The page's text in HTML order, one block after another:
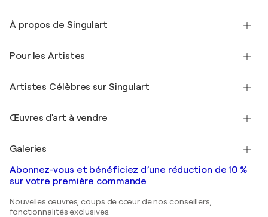
Expédition
Offrir une carte cadeau
Rejoignez notre programme commercial
Mon compte
+33 1 76 44 06 42
À propos de Singulart
FAQ
Magazine Singulart
Emplois
Découvrez une sélection d'art original
Pour les Artistes
Se connecter en tant qu'Artiste
Artistes Célèbres sur Singulart
Marc Chagall
Banksy
Mr. Brainwash
Shepard Fairey
Œuvres d'art à vendre
Tableaux abstraits à vendre
Peintures de paysage
Estampes
Peintures acryliques
Galeries
Galeries d'art en France
Galeries d'art en Belgique
Abonnez-vous et bénéficiez d’une réduction de 10 %
sur votre première commande
Nouvelles œuvres, coups de cœur de nos conseillers,
fonctionnalités exclusives.